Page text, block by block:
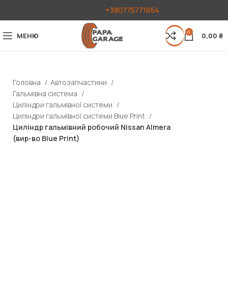
+380775771654
МЕНЮ 0 0,00 ₴
Головна
Автозапчастини
Гальмівна система
Циліндри гальмівної системи
Циліндри гальмівної системи Blue Print
Циліндр гальмівний робочий Nissan Almera
(вир-во Blue Print)